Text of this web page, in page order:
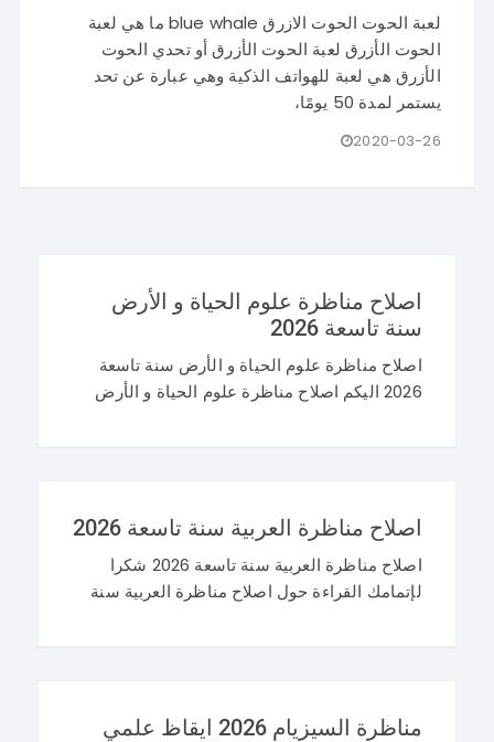
لعبة الحوت الحوت الازرق blue whale ما هي لعبة
الحوت الأزرق لعبة الحوت الأزرق أو تحدي الحوت
الأزرق هي لعبة للهواتف الذكية وهي عبارة عن تحد
يستمر لمدة 50 يومًا،
2020-03-26
اصلاح مناظرة علوم الحياة و الأرض
سنة تاسعة 2026
اصلاح مناظرة علوم الحياة و الأرض سنة تاسعة
2026 اليكم اصلاح مناظرة علوم الحياة و الأرض
اصلاح مناظرة العربية سنة تاسعة 2026
اصلاح مناظرة العربية سنة تاسعة 2026 شكرا
لإتمامك القراءة حول اصلاح مناظرة العربية سنة
مناظرة السيزيام 2026 ايقاظ علمي